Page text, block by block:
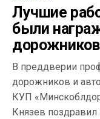
Лучшие
были
В преддверии
дорожников и
КУП
Князев поздравил